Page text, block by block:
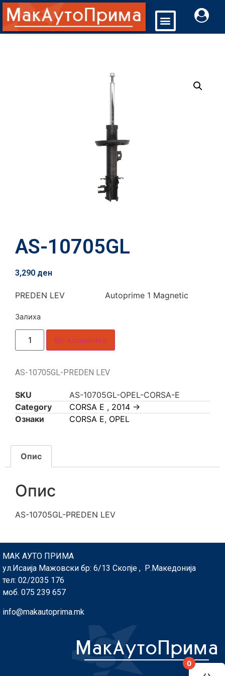
AS-10705GL
3,290 ден
PREDEN LEV Autoprime 1 Magnetic
Залиха
Во кошничка
AS-10705GL-PREDEN LEV
SKU
AS-10705GL-OPEL-CORSA-E
Category
CORSA E , 2014 ->
Ознаки
CORSA E, OPEL
Опис
Опис
AS-10705GL-PREDEN LEV
МАК АУТО ПРИМА
ул.Исаија Мажовски бр: 6/13 Скопје , Р.Македонија
тел: 02/2035 176
моб. 075 239 657
info@makautoprima.mk
0